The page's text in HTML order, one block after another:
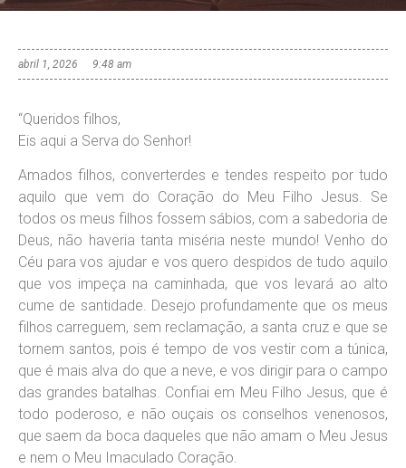
abril 1, 2026 9:48 am
“Queridos filhos,
Eis aqui a Serva do Senhor!
Amados filhos, converterdes e tendes respeito por tudo
aquilo que vem do Coração do Meu Filho Jesus. Se
todos os meus filhos fossem sábios, com a sabedoria de
Deus, não haveria tanta miséria neste mundo! Venho do
Céu para vos ajudar e vos quero despidos de tudo aquilo
que vos impeça na caminhada, que vos levará ao alto
cume de santidade. Desejo profundamente que os meus
filhos carreguem, sem reclamação, a santa cruz e que se
tornem santos, pois é tempo de vos vestir com a túnica,
que é mais alva do que a neve, e vos dirigir para o campo
das grandes batalhas. Confiai em Meu Filho Jesus, que é
todo poderoso, e não ouçais os conselhos venenosos,
que saem da boca daqueles que não amam o Meu Jesus
e nem o Meu Imaculado Coração.